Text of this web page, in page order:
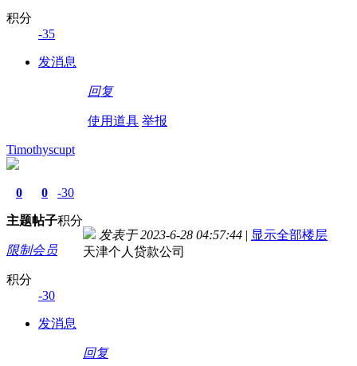
积分
-35
发消息
回复
使用道具 举报
Timothyscupt
0
主题
0
帖子
-30
积分
限制会员
积分
-30
发消息
发表于 2023-6-28 04:57:44 | 显示全部楼层
天津个人贷款公司
回复